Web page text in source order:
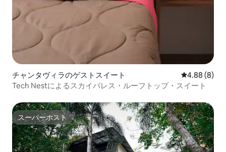
チャンタヴィラのゲストスイート レビュー8件
4.88 (8)
Tech Nestによるスカイパレス・ルーフトップ・スイート
スーパーホスト
スーパーホスト